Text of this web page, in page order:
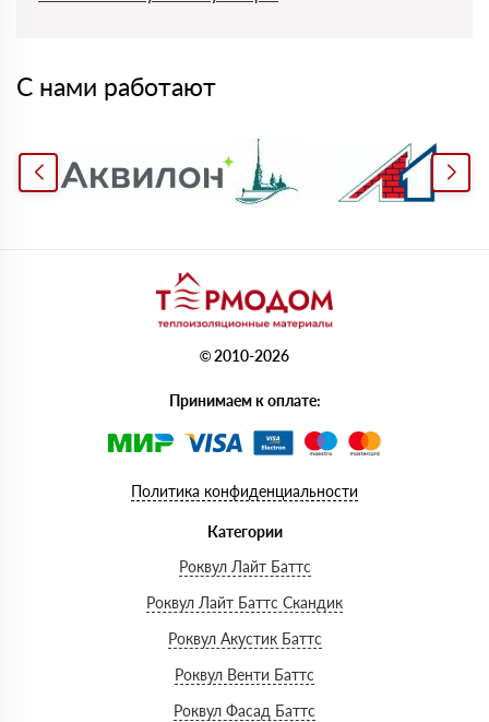
С нами работают
© 2010-2026
Принимаем к оплате:
Политика конфиденциальности
Категории
Роквул Лайт Баттс
Роквул Лайт Баттс Скандик
Роквул Акустик Баттс
Роквул Венти Баттс
Роквул Фасад Баттс